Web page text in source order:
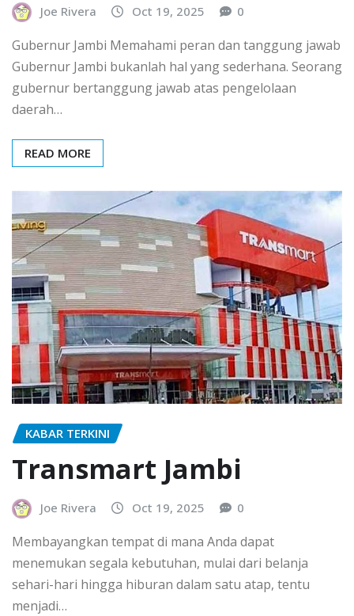
Joe Rivera Oct 19, 2025 0
Gubernur Jambi Memahami peran dan tanggung jawab
Gubernur Jambi bukanlah hal yang sederhana. Seorang
gubernur bertanggung jawab atas pengelolaan
daerah…
READ MORE
KABAR TERKINI
Transmart Jambi
Joe Rivera Oct 19, 2025 0
Membayangkan tempat di mana Anda dapat
menemukan segala kebutuhan, mulai dari belanja
sehari-hari hingga hiburan dalam satu atap, tentu
menjadi…